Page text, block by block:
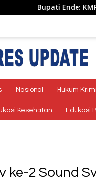
Inerie II Jadi Penggerak
Nasional Hukum
Kesehatan Edukasi
ke-2 Sound